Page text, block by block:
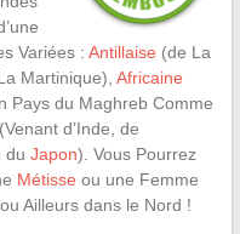
Variées : Antillaise (de La
Martinique), Africaine
Pays du Maghreb Comme
(Venant d’Inde, de
du Japon). Vous Pourrez
Métisse ou une Femme
Ailleurs dans le Nord !